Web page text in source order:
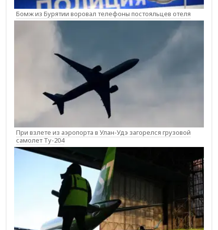
Бомж из Бурятии воровал телефоны постояльцев отеля
При взлете из аэропорта в Улан-Удэ загорелся грузовой
самолет Ту-204